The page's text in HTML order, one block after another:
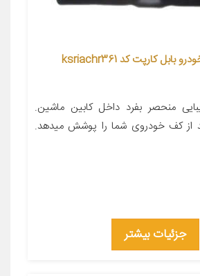
کفپوش سه بعدی خودرو بابل کارپت کد ksriachr361
منحصر بفرد داخل کابین ماشین.
از کف خودروی شما را پوشش میدهد.
جزئیات بیشتر